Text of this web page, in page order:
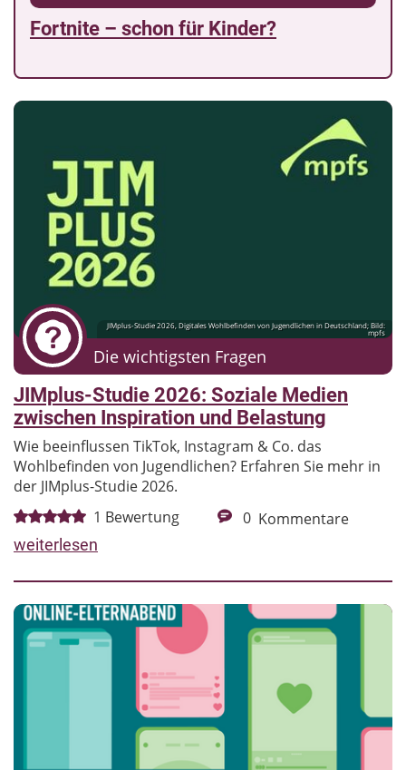
Fortnite – schon für Kinder?
JIMplus-Studie 2026, Digitales Wohlbefinden von Jugendlichen in Deutschland; Bild:
mpfs
Die wichtigsten Fragen
JIMplus-Studie 2026: Soziale Medien
zwischen Inspiration und Belastung
Wie beeinflussen TikTok, Instagram & Co. das
Wohlbefinden von Jugendlichen? Erfahren Sie mehr in
der JIMplus-Studie 2026.
1 Bewertung 0 Kommentare
weiterlesen